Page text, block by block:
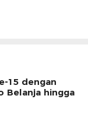
15 dengan
Belanja hingga